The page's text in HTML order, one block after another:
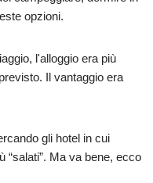
opzioni.
l'alloggio era più
Il vantaggio era
gli hotel in cui
“salati”. Ma va bene, ecco